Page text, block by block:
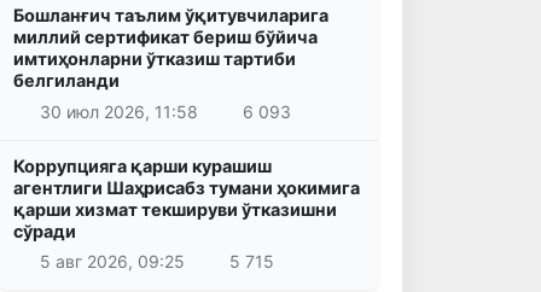
Бошланғич таълим ўқитувчиларига
миллий сертификат бериш бўйича
имтиҳонларни ўтказиш тартиби
белгиланди
30 июл 2026, 11:58
6 093
Коррупцияга қарши курашиш
агентлиги Шаҳрисабз тумани ҳокимига
қарши хизмат текшируви ўтказишни
сўради
5 авг 2026, 09:25
5 715